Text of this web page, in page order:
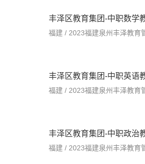
丰泽区教育集团-中职数学
丰泽区教育集团-中职英语
丰泽区教育集团-中职政治